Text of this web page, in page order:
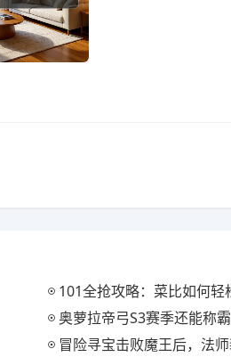
101全抢攻略：菜比如何轻
奥萝拉帝弓S3赛季还能称
冒险寻宝击败魔王后，法